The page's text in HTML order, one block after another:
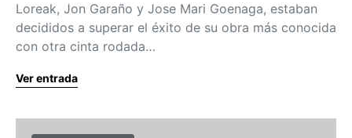
Loreak, Jon Garaño y Jose Mari Goenaga, estaban
decididos a superar el éxito de su obra más conocida
con otra cinta rodada…
Ver entrada